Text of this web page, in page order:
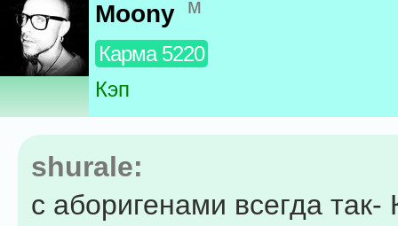
Moony м
Карма 5220
Кэп
shurale:
с аборигенами всегда так-